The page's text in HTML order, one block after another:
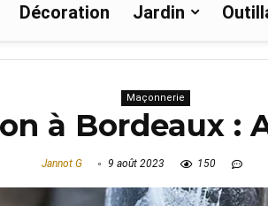
Décoration Jardin
Maçonnerie
à Bordeaux :
Jannot G 9 août 2023 150